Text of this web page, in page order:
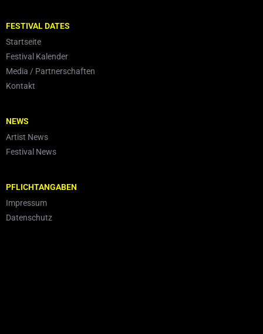
FESTIVAL DATES
Startseite
Festival Kalender
Media / Partnerschaften
Kontakt
NEWS
Artist News
Festival News
PFLICHTANGABEN
Impressum
Datenschutz